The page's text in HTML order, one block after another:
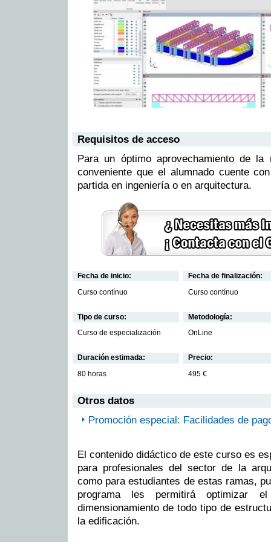
Requisitos de acceso
Para un óptimo aprovechamiento de
conveniente que el alumnado cuente
partida en ingeniería o en arquitectura.
Fecha de inicio:
Curso contínuo
Fecha de finalización:
Curso contínuo
Tipo de curso:
Curso de especialización
Metodología:
OnLine
Duración estimada:
80 horas
Precio:
495 €
Otros datos
Promoción especial: Facilidades de
El contenido didáctico de este curso es
para profesionales del sector de la
como para estudiantes de estas ramas,
programa les permitirá optimizar
dimensionamiento de todo tipo de
la edificación.